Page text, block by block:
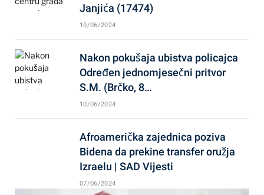
Janjića (17474)
10/06/2024
Nakon pokušaja ubistva policajca
Određen jednomjesečni pritvor
S.M. (Brčko, 8…
10/06/2024
Afroamerička zajednica poziva
Bidena da prekine transfer oružja
Izraelu | SAD Vijesti
07/06/2024